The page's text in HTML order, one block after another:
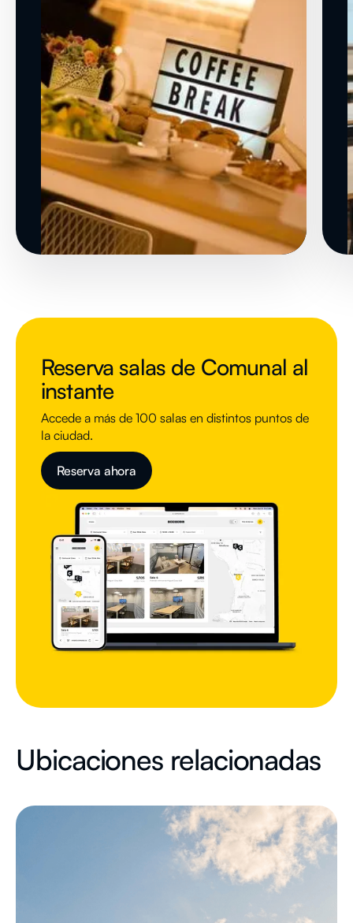
Reserva salas de Comunal al
instante
Accede a más de 100 salas en distintos puntos de
la ciudad.
Reserva ahora
Ubicaciones relacionadas